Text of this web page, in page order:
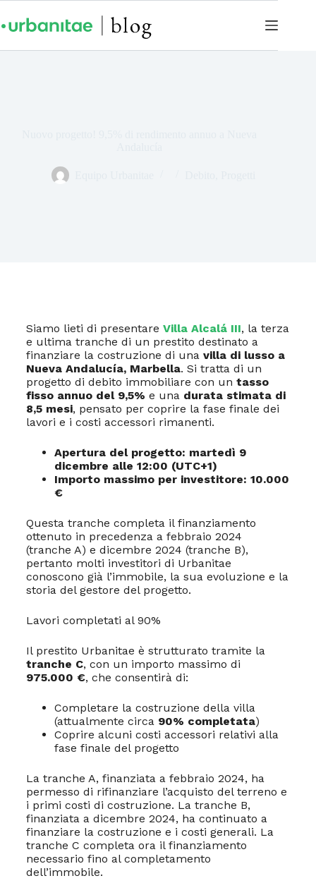
Siamo lieti di presentare Villa Alcalá III, la terza
e ultima tranche di un prestito destinato a
finanziare la costruzione di una villa di lusso a
Nueva Andalucía, Marbella. Si tratta di un
progetto di debito immobiliare con un tasso
fisso annuo del 9,5% e una durata stimata di
8,5 mesi, pensato per coprire la fase finale dei
lavori e i costi accessori rimanenti.
Apertura del progetto: martedì 9
dicembre alle 12:00 (UTC+1)
Importo massimo per investitore: 10.000
€
Questa tranche completa il finanziamento
ottenuto in precedenza a febbraio 2024
(tranche A) e dicembre 2024 (tranche B),
pertanto molti investitori di Urbanitae
conoscono già l’immobile, la sua evoluzione e la
storia del gestore del progetto.
Lavori completati al 90%
Il prestito Urbanitae è strutturato tramite la
tranche C, con un importo massimo di
975.000 €, che consentirà di:
Completare la costruzione della villa
(attualmente circa 90% completata)
Coprire alcuni costi accessori relativi alla
fase finale del progetto
La tranche A, finanziata a febbraio 2024, ha
permesso di rifinanziare l’acquisto del terreno e
i primi costi di costruzione. La tranche B,
finanziata a dicembre 2024, ha continuato a
finanziare la costruzione e i costi generali. La
tranche C completa ora il finanziamento
necessario fino al completamento
dell’immobile.